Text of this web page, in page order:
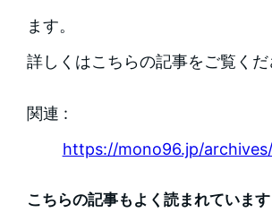
ます。
詳しくはこちらの記事をご覧くだ
関連 :
https://mono96.jp/
こちらの記事もよく読まれています